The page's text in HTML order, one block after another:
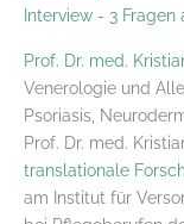
Interview - 3 Fragen
Prof. Dr. med.
Venerologie und
Psoriasis,
Prof. Dr. med.
translationale
am Institut für